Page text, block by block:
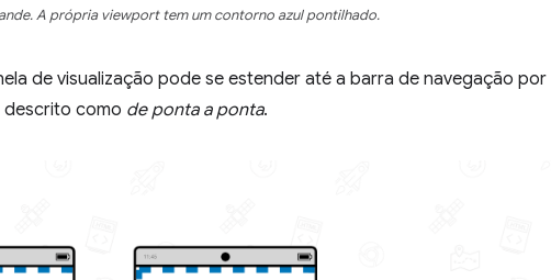
A própria viewport tem um contorno azul pontilhado.
de visualização pode se estender até a barra de navegação por
como de ponta a ponta.